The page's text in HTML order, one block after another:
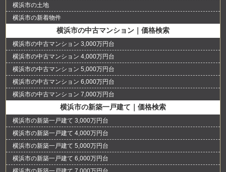
横浜市の土地
横浜市の新着物件
横浜市の中古マンション｜価格検索
横浜市の中古マンション 3,000万円台
横浜市の中古マンション 4,000万円台
横浜市の中古マンション 5,000万円台
横浜市の中古マンション 6,000万円台
横浜市の中古マンション 7,000万円台
横浜市の新築一戸建て｜価格検索
横浜市の新築一戸建て 3,000万円台
横浜市の新築一戸建て 4,000万円台
横浜市の新築一戸建て 5,000万円台
横浜市の新築一戸建て 6,000万円台